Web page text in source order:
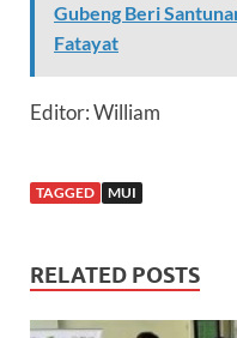
Gubeng Beri
Fatayat
Editor: William
TAGGED MUI
RELATED POSTS